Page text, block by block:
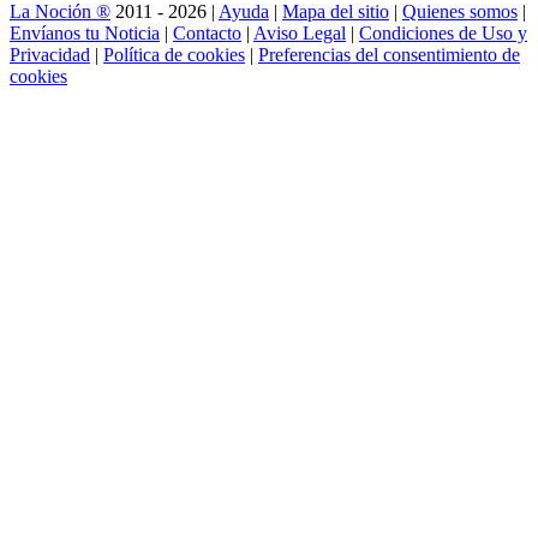
La Noción ® 2011 - 2026 | Ayuda | Mapa del sitio | Quienes somos |
Envíanos tu Noticia | Contacto | Aviso Legal | Condiciones de Uso y
Privacidad | Política de cookies | Preferencias del consentimiento de
cookies